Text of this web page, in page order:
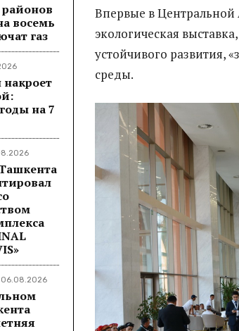
восемь
газ
накроет
на 7
06.08.2026
Впервые в Центральной
экологическая
устойчивого развития,
среды.